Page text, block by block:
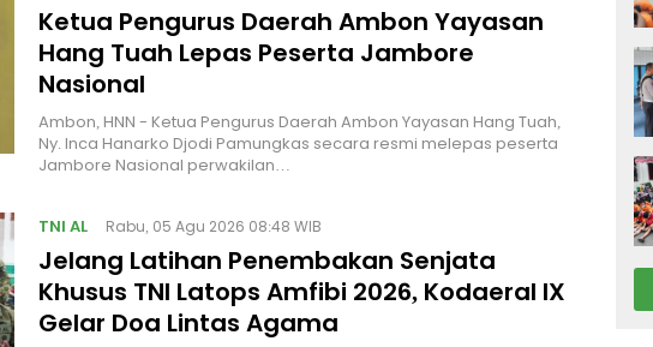
Ketua Pengurus Daerah Ambon Yayasan
Hang Tuah Lepas Peserta Jambore
Nasional
Ambon, HNN - Ketua Pengurus Daerah Ambon Yayasan Hang Tuah,
Ny. Inca Hanarko Djodi Pamungkas secara resmi melepas peserta
Jambore Nasional perwakilan…
TNI AL Rabu, 05 Agu 2026 08:48 WIB
Jelang Latihan Penembakan Senjata
Khusus TNI Latops Amfibi 2026, Kodaeral IX
Gelar Doa Lintas Agama